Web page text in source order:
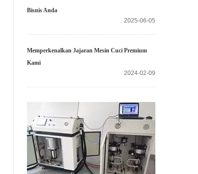
Bisnis Anda
2025-06-05
Memperkenalkan Jajaran Mesin Cuci Premium
Kami
2024-02-09